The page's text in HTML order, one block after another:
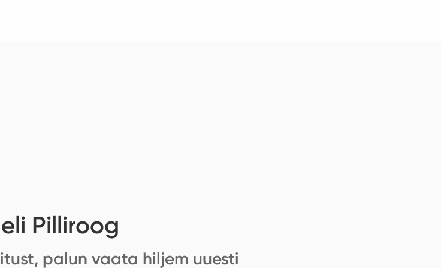
Pilliroog
palun vaata hiljem uuesti